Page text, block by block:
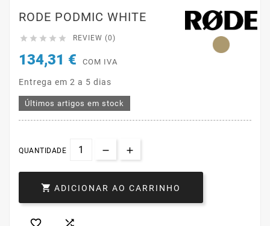
RODE PODMIC WHITE
     REVIEW (0)
134,31 € COM IVA
Entrega em 2 a 5 dias
Últimos artigos em stock
QUANTIDADE
 ADICIONAR AO CARRINHO